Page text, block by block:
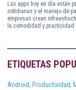
Las apps hoy en día están
cotidianas y el manejo de
empresas crean
la comodidad y
ETIQUETAS
Android, Productividad,